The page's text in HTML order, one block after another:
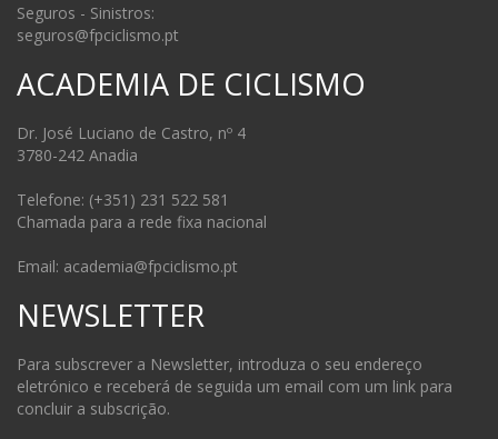
Seguros - Sinistros:
seguros@fpciclismo.pt
ACADEMIA DE CICLISMO
Dr. José Luciano de Castro, nº 4
3780-242 Anadia
Telefone: (+351) 231 522 581
Chamada para a rede fixa nacional
Email: academia@fpciclismo.pt
NEWSLETTER
Para subscrever a Newsletter, introduza o seu endereço
eletrónico e receberá de seguida um email com um link para
concluir a subscrição.